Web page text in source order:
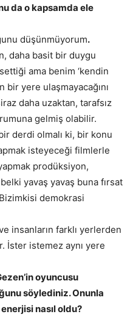
da o kapsamda ele
düşünmüyorum.
daha basit bir duygu
ama benim ‘kendin
bir yere ulaşmayacağını
daha uzaktan, tarafsız
gelmiş olabilir.
derdi olmalı ki, bir konu
isteyeceği filmlerle
prodüksiyon,
yavaş yavaş buna fırsat
demokrasi
insanların farklı yerlerden
İster istemez aynı yere
oyuncusu
söylediniz. Onunla
nasıl oldu?